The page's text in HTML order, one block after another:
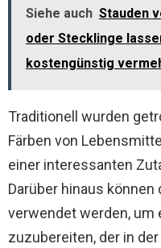
Siehe auch Stauden
oder Stecklinge
kostengünstig
Traditionell wurden
Färben von
einer interessanten
Darüber hinaus
verwendet werden, um
zuzubereiten, der in